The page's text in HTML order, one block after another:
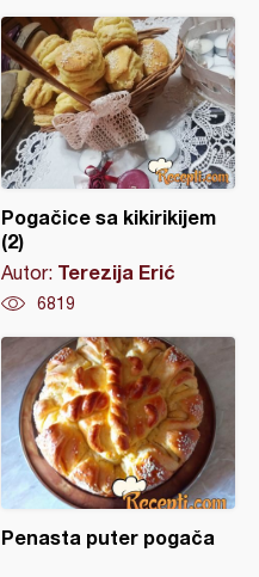
Pogačice sa kikirikijem
(2)
Autor: Terezija Erić
6819
Penasta puter pogača